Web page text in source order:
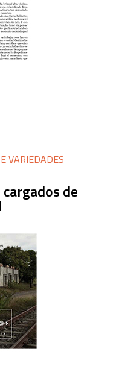
VARIEDADES
de